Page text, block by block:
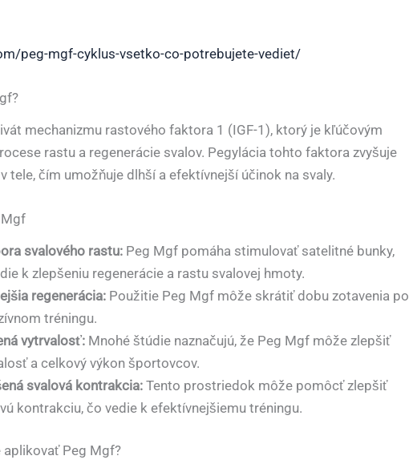
peg-mgf-cyklus-vsetko-co-potrebujete-vediet/
mechanizmu rastového faktora 1 (IGF-1), ktorý je kľúčovým
rastu a regenerácie svalov. Pegylácia tohto faktora zvyšuje
tele, čím umožňuje dlhší a efektívnejší účinok na svaly.
svalového rastu:Peg Mgf pomáha stimulovať satelitné bunky,
k zlepšeniu regenerácie a rastu svalovej hmoty.
regenerácia:Použitie Peg Mgf môže skrátiť dobu zotavenia po
tréningu.
vytrvalosť:Mnohé štúdie naznačujú, že Peg Mgf môže zlepšiť
a celkový výkon športovcov.
svalová kontrakcia:Tento prostriedok môže pomôcť zlepšiť
kontrakciu, čo vedie k efektívnejšiemu tréningu.
aplikovať Peg Mgf?